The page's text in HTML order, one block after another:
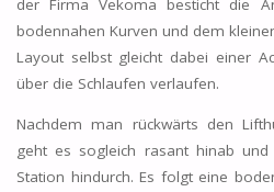
der Firma Vekoma besticht die
bodennahen Kurven und dem
Layout selbst gleicht dabei einer
über die Schlaufen verlaufen.
Nachdem man rückwärts den
geht es sogleich rasant hinab
Station hindurch. Es folgt eine